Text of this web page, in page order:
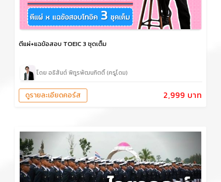
ตีแผ่+แฉข้อสอบ TOEIC 3 ชุดเต็ม
โดย อธิสันต์ พิทูรพัฒนกิตติ์ (ครูโดม)
2,999 บาท
ดูรายละเอียดคอร์ส